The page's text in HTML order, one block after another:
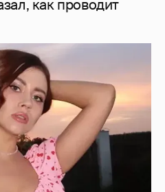
Олеся Иванченко
сети за поддержку